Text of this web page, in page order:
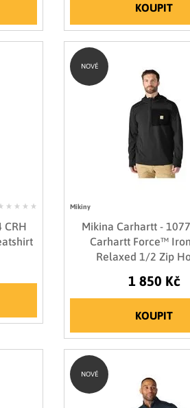
KOUPIT
CRH
Mikiny
Mikina Carhartt -
Carhartt Force™
Relaxed 1/2 Zip
1 850 Kč
KOUPIT
NOVÉ
NOVÉ